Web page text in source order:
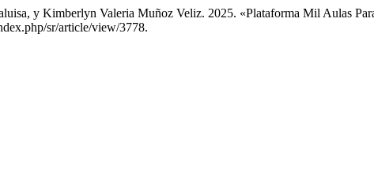
y Kimberlyn Valeria Muñoz Veliz. 2025. «Plataforma Mil Aulas
sr/article/view/3778.